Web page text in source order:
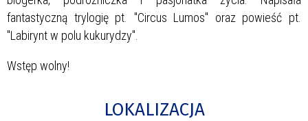
fantastyczną trylogię pt. "Circus Lumos" oraz powieść pt.
"Labirynt w polu kukurydzy".
Wstęp wolny!
LOKALIZACJA